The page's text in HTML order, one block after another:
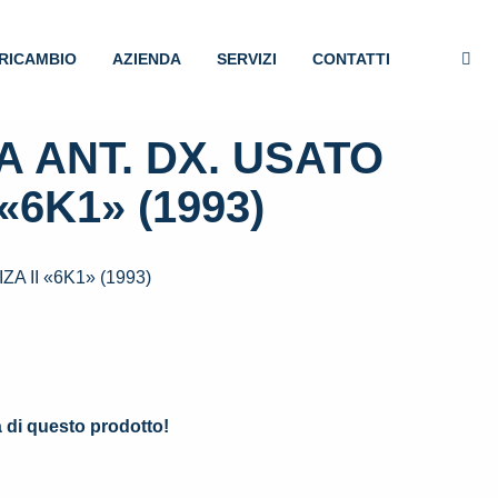
AZIENDA SERVIZI CONTATTI
ANT. DX. USATO
(1993)
II «6K1» (1993)
di questo prodotto!